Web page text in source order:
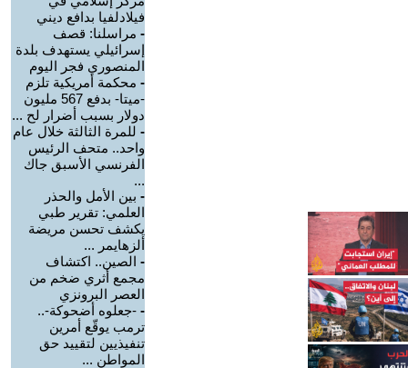
فيلادلفيا بدافع ديني
- مراسلنا: قصف
إسرائيلي يستهدف بلدة
المنصوري فجر اليوم
- محكمة أمريكية تلزم
-ميتا- بدفع 567 مليون
دولار بسبب أضرار لح ...
- للمرة الثالثة خلال عام
واحد.. متحف الرئيس
الفرنسي الأسبق جاك
...
- بين الأمل والحذر
العلمي: تقرير طبي
يكشف تحسن مريضة
ألزهايمر ...
- الصين.. اكتشاف
مجمع أثري ضخم من
العصر البرونزي
- -جعلوه أضحوكة-..
ترمب يوقّع أمرين
تنفيذيين لتقييد حق
المواطن ...